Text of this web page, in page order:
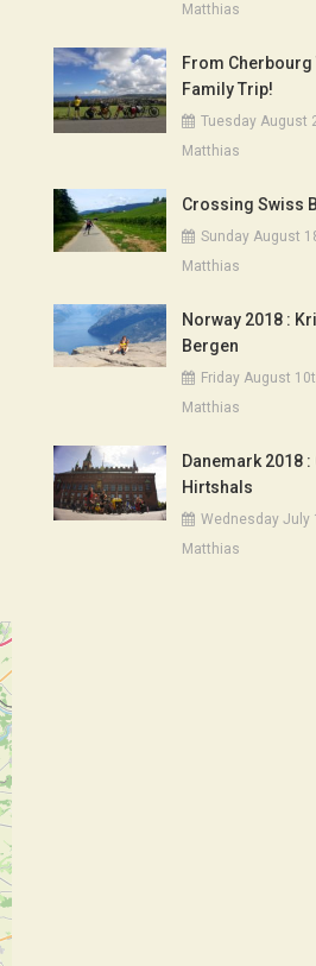
Matthias
From
Family Trip!
Tuesday August
Matthias
Crossing Swiss
Sunday August
Matthias
Norway 2018 :
Bergen
Friday August
Matthias
Danemark 2018
Hirtshals
Wednesday July
Matthias